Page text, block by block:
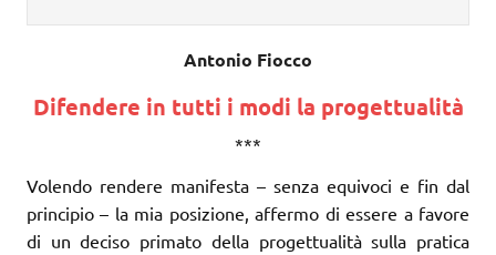
Antonio Fiocco
Difendere in tutti i modi la progettualità
***
Volendo rendere manifesta – senza equivoci e fin dal
principio – la mia posizione, affermo di essere a favore
di un deciso primato della progettualità sulla pratica